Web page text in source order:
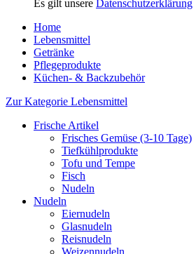
Es gilt unsere Datenschutzerklärung
Home
Lebensmittel
Getränke
Pflegeprodukte
Küchen- & Backzubehör
Zur Kategorie Lebensmittel
Frische Artikel
Frisches Gemüse (3-10 Tage)
Tiefkühlprodukte
Tofu und Tempe
Fisch
Nudeln
Nudeln
Eiernudeln
Glasnudeln
Reisnudeln
Weizennudeln